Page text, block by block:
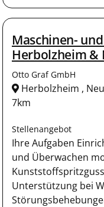
Maschinen-
Herbolzheim &
Otto Graf GmbH
Herbolzheim ,
7km
Stellenangebot
Ihre Aufgaben
und Überwachen
Unterstützung bei